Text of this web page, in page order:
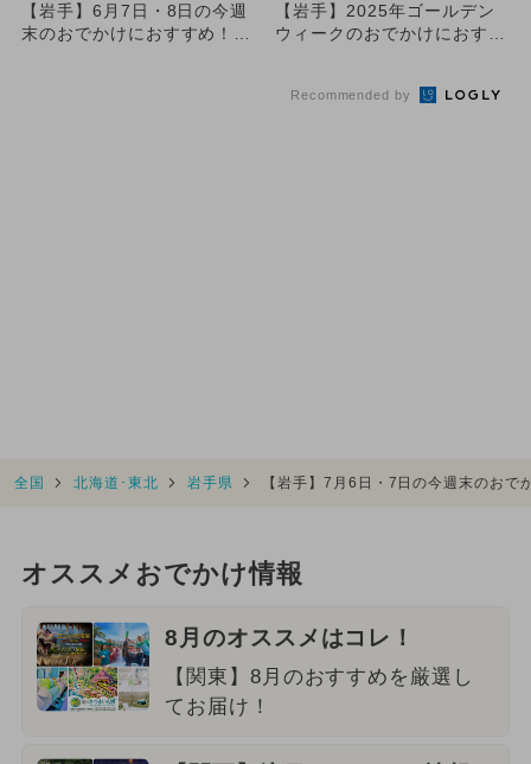
【岩手】6月7日・8日の今週
末のおでかけにおすすめ！人
【岩手】2025年ゴールデン
ウィークのおでかけにおすす
Recommended by
全国 北海道･東北 岩手県 【岩手】7月6日・7日の今週末のお
オススメおでかけ情報
8月のオススメはコレ！
【関東】8月のおすすめを厳選し
てお届け！